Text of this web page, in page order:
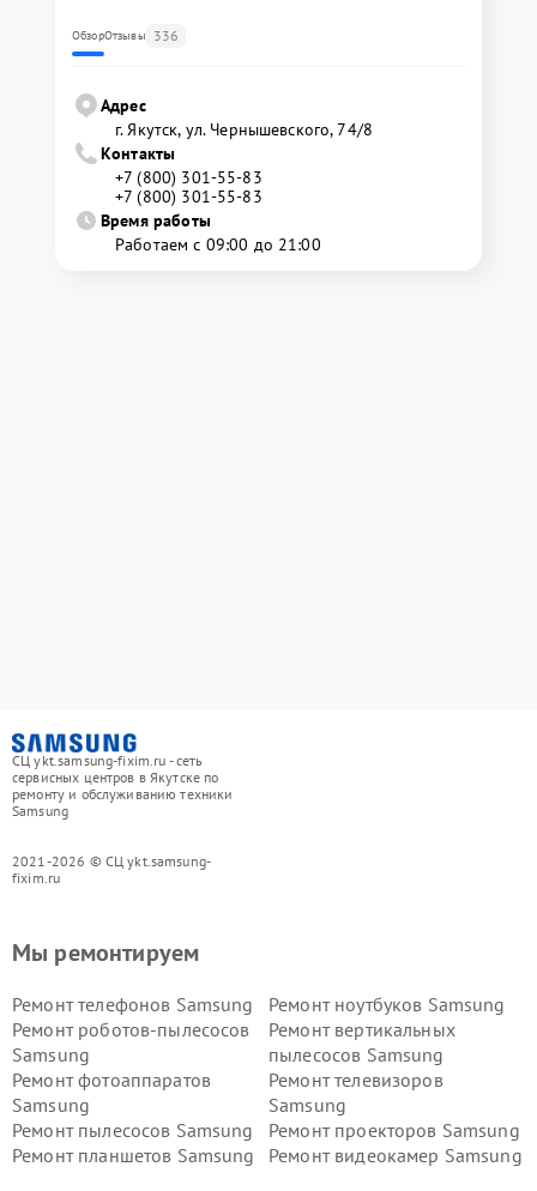
ОбзорОтзывы 336
Адрес
г. Якутск, ул. Чернышевского, 74/8
Контакты
+7 (800) 301-55-83
+7 (800) 301-55-83
Время работы
Работаем с 09:00 до 21:00
СЦ ykt.samsung-fixim.ru - сеть
сервисных центров в Якутске по
ремонту и обслуживанию техники
Samsung
2021-2026 © СЦ ykt.samsung-
fixim.ru
Мы ремонтируем
Ремонт телефонов Samsung
Ремонт ноутбуков Samsung
Ремонт роботов-пылесосов
Samsung
Ремонт вертикальных
пылесосов Samsung
Ремонт фотоаппаратов
Samsung
Ремонт телевизоров
Samsung
Ремонт пылесосов Samsung
Ремонт проекторов Samsung
Ремонт планшетов Samsung
Ремонт видеокамер Samsung